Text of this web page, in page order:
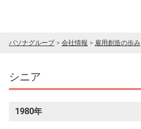
パソナグループ> 会社情報 > 雇用創造の歩み
シニア
1980年